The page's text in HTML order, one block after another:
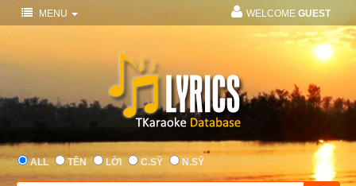
MENU WELCOME GUEST
ALL TÊN LỜI C.SỸ N.SỸ